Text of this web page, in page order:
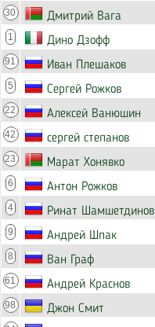
30 Дмитрий Вага
1 Дино Дзофф
91 Иван Плешаков
5 Сергей Рожков
22 Алексей Ванюшин
42 сергей степанов
23 Марат Хонявко
6 Антон Рожков
4 Ринат Шамшетдинов
9 Андрей Шпак
8 Ван Граф
61 Андрей Краснов
98 Джон Смит